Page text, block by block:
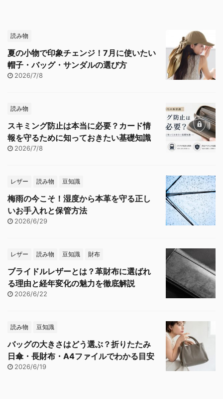
読み物
夏の小物で印象チェンジ！7月に使いたい
帽子・バッグ・サンダルの選び方
2026/7/8
読み物
スキミング防止は本当に必要？カード情
報を守るために知っておきたい基礎知識
2026/7/8
レザー 読み物 豆知識
梅雨の今こそ！湿度から本革を守る正し
いお手入れと保管方法
2026/6/29
レザー 読み物 豆知識 財布
ブライドルレザーとは？革財布に選ばれ
る理由と経年変化の魅力を徹底解説
2026/6/22
読み物 豆知識
バッグの大きさはどう選ぶ？折りたたみ
日傘・長財布・A4ファイルでわかる目安
2026/6/19